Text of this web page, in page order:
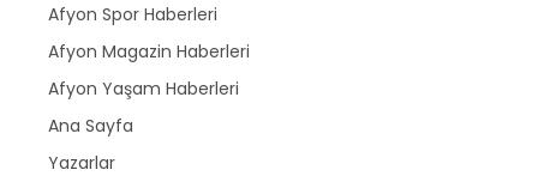
Afyon Spor Haberleri
Afyon Magazin Haberleri
Afyon Yaşam Haberleri
Ana Sayfa
Yazarlar